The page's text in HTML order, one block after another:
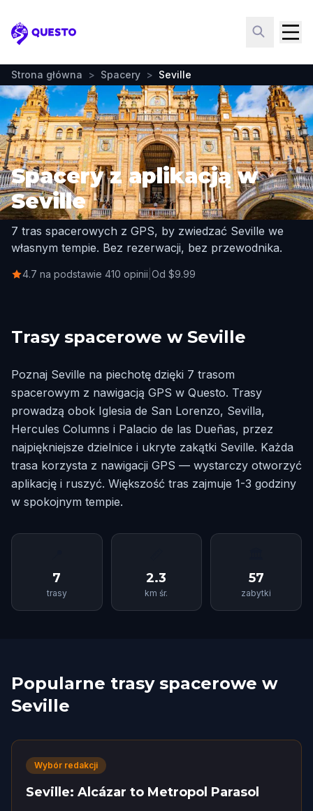
Questo
Strona główna > Spacery > Seville
Spacery z aplikacją w
Seville
7 tras spacerowych z GPS, by zwiedzać Seville we
własnym tempie. Bez rezerwacji, bez przewodnika.
4.7 na podstawie 410 opinii Od $9.99
Trasy spacerowe w Seville
Poznaj Seville na piechotę dzięki 7 trasom
spacerowym z nawigacją GPS w Questo. Trasy
prowadzą obok Iglesia de San Lorenzo, Sevilla,
Hercules Columns i Palacio de las Dueñas, przez
najpiękniejsze dzielnice i ukryte zakątki Seville. Każda
trasa korzysta z nawigacji GPS — wystarczy otworzyć
aplikację i ruszyć. Większość tras zajmuje 1-3 godziny
w spokojnym tempie.
7
trasy
2.3
km śr.
57
zabytki
Popularne trasy spacerowe w
Seville
Wybór redakcji
Seville: Alcázar to Metropol Parasol